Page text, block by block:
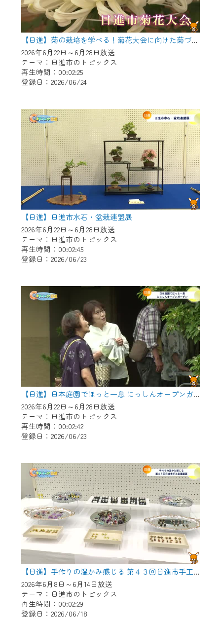
【日進】菊の栽培を学べる！菊花大会に向けた菊づくり講習会
2026年6月22日～6月28日放送
テーマ：日進市のトピックス
再生時間：00:02:25
登録日：2026/06/24
【日進】日進市水石・盆栽連盟展
2026年6月22日～6月28日放送
テーマ：日進市のトピックス
再生時間：00:02:45
登録日：2026/06/23
【日進】日本庭園でほっと一息 にっしんオープンガーデン
2026年6月22日～6月28日放送
テーマ：日進市のトピックス
再生時間：00:02:42
登録日：2026/06/23
【日進】手作りの温かみ感じる 第４３回日進市手工芸連盟展
2026年6月8日～6月14日放送
テーマ：日進市のトピックス
再生時間：00:02:29
登録日：2026/06/18
いたします。
※マイページへのログインには、MyIDが必
要となります。
※MyIDとは、CCNet Web TVを含むCCNetの
各種サービスをご利用頂くためのIDです。
（GmailやYahooなどのフリーメールアドレ
スでも作成可能です）
※マイページへのログイン・MyIDの新規登
録はこちらから
※CCNetアプリをご利用中の方は引き続き
ご視聴いただけます。
＜メンテナンス情報＞
CCNetWebTVのリニューアルにともないメ
ンテナンス作業を予定しています。
日時 9/24 9:30～16:30
作業の間は、CCNetWebTVの画面が「メン
テナンス中」になり、ご利用いただけませ
ご不便をおかけいたしますが、ご了承の程
よろしくお願いいたします。